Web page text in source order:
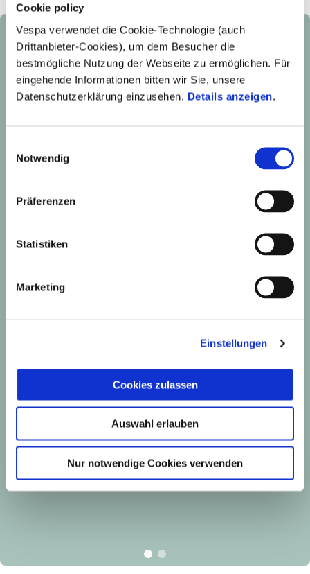
Cookie policy
Vespa verwendet die Cookie-Technologie (auch
Drittanbieter-Cookies), um dem Besucher die
bestmögliche Nutzung der Webseite zu ermöglichen. Für
eingehende Informationen bitten wir Sie, unsere
Datenschutzerklärung einzusehen. Details anzeigen.
Notwendig
Präferenzen
Statistiken
Marketing
Einstellungen
Cookies zulassen
Auswahl erlauben
Nur notwendige Cookies verwenden
0
Item
Item